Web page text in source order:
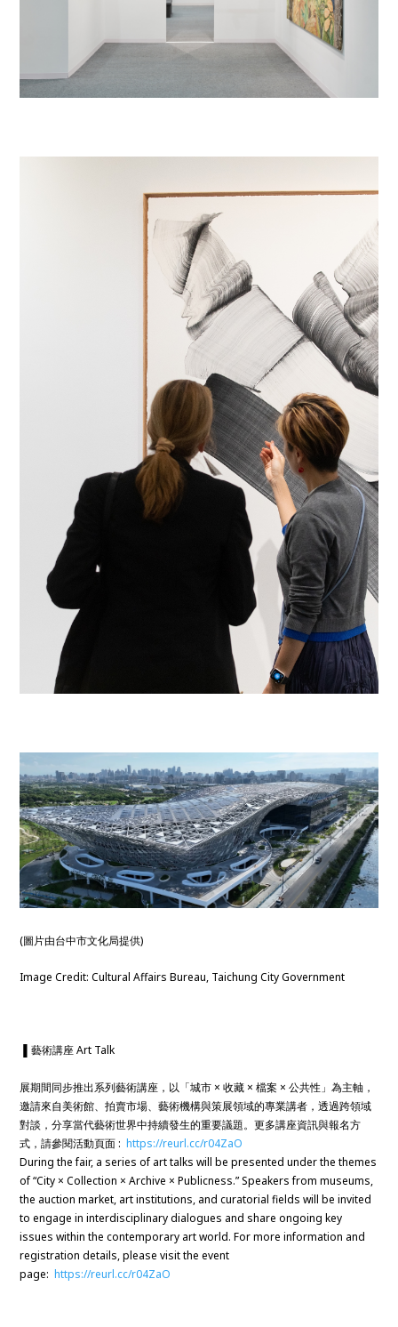
(圖片由台中市文化局提供)
Image Credit: Cultural Affairs Bureau, Taichung City Government
藝術講座 Art Talk
展期間同步推出系列藝術講座，以「城市 × 收藏 × 檔案 × 公共性」為主軸，
邀請來自美術館、拍賣市場、藝術機構與策展領域的專業講者，透過跨領域
對談，分享當代藝術世界中持續發生的重要議題。更多講座資訊與報名方
式，請參閱活動頁面 :https://reurl.cc/r04ZaO
During the fair, a series of art talks will be presented under the themes
of “City × Collection × Archive × Publicness.” Speakers from museums,
the auction market, art institutions, and curatorial fields will be invited
to engage in interdisciplinary dialogues and share ongoing key
issues within the contemporary art world. For more information and
registration details, please visit the event
page:https://reurl.cc/r04ZaO